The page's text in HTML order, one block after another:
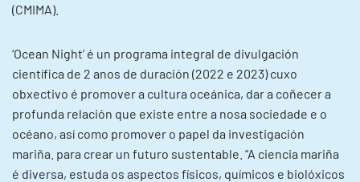
(CMIMA).
‘Ocean Night’ é un programa integral de divulgación
científica de 2 anos de duración (2022 e 2023) cuxo
obxectivo é promover a cultura oceánica, dar a coñecer a
profunda relación que existe entre a nosa sociedade e o
océano, así como promover o papel da investigación
mariña. para crear un futuro sustentable. “A ciencia mariña
é diversa, estuda os aspectos físicos, químicos e biolóxicos